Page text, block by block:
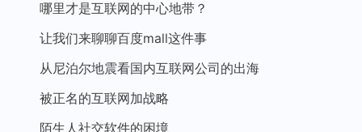
哪里才是互联网的中心地带？
让我们来聊聊百度mall这件事
从尼泊尔地震看国内互联网公司的出海
被正名的互联网加战略
陌生人社交软件的困境